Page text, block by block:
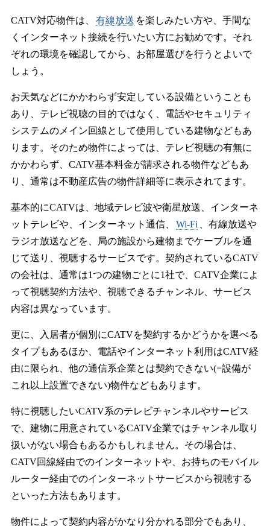
CATV対応物件は、 有線放送 を楽しみたい方や、手間な
くインターネット接続を行いたい方にお勧めです。それ
ぞれの環境を確認してから、お部屋選びを行うとよいで
しょう。
お天気などにかかわらず安定している設備ということも
あり、テレビ視聴の目的ではなく、電話やセキュリティ
システムのメイン回線として使用している建物などもあ
ります。そのため物件によっては、テレビ視聴の有無に
かかわらず、CATV基本料金が請求される物件などもあ
り、通常は不動産広告の物件詳細等に表示されてます。
基本的にCATVは、地域テレビ波や衛星放送、インターネ
ットテレビや、インターネット通信、
Wi-Fi
、有線放送や
ラジオ放送などを、局の施設から建物までケーブルを通
じて送り、視聴するサービスです。契約されているCATV
の会社は、通常は1つの建物ごとに1社で、CATV企業によ
って視聴契約方法や、視聴できるチャンネル、サービス
内容は異なっています。
更に、入居者が個別にCATVを契約するかどうかを選べる
タイプもあるほか、電話やインターネット利用はCATV経
由に限られ、他の通信系企業とは契約できない(=設備が
これ以上設置できない)物件などもあります。
特に視聴したいCATV系のテレビチャンネルやサービス
で、建物に用意されているCATV企業ではチャンネル取り
扱いがない場合もあるかもしれません。その場合は、
CATV回線経由でのインターネットや、お持ちのモバイル
ルーター経由でのインターネットサービスから視聴する
といった方法もあります。
物件によって契約内容がかなり分かれる部分でもあり、